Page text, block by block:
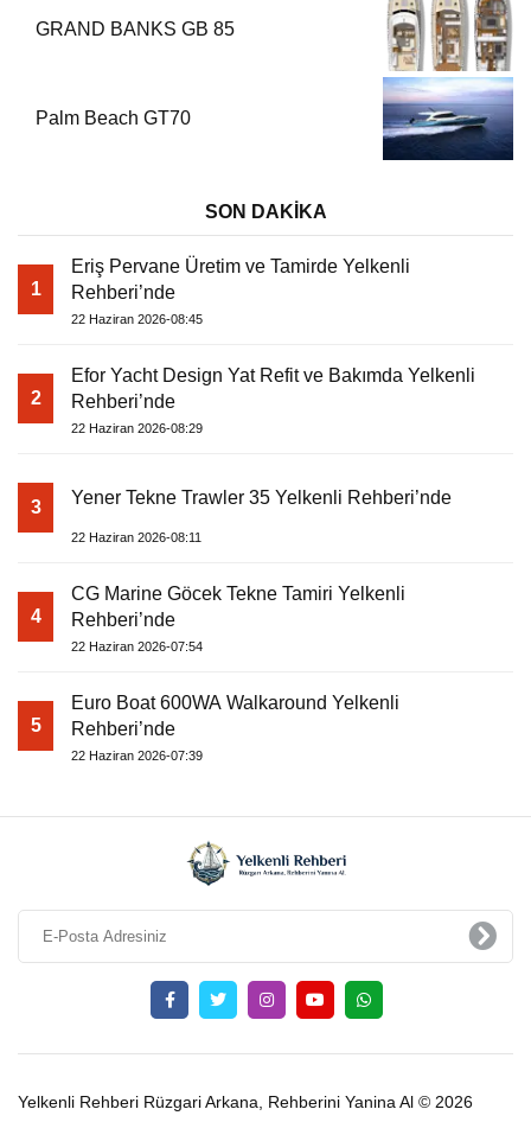
GRAND BANKS GB 85
Palm Beach GT70
SON DAKİKA
1
Eriş Pervane Üretim ve Tamirde Yelkenli
Rehberi’nde
22 Haziran 2026-08:45
2
Efor Yacht Design Yat Refit ve Bakımda Yelkenli
Rehberi’nde
22 Haziran 2026-08:29
3 Yener Tekne Trawler 35 Yelkenli Rehberi’nde
22 Haziran 2026-08:11
4
CG Marine Göcek Tekne Tamiri Yelkenli
Rehberi’nde
22 Haziran 2026-07:54
5
Euro Boat 600WA Walkaround Yelkenli
Rehberi’nde
22 Haziran 2026-07:39
Yelkenli Rehberi Rüzgari Arkana, Rehberini Yanina Al © 2026